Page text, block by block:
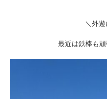
＼外
最近は鉄棒も